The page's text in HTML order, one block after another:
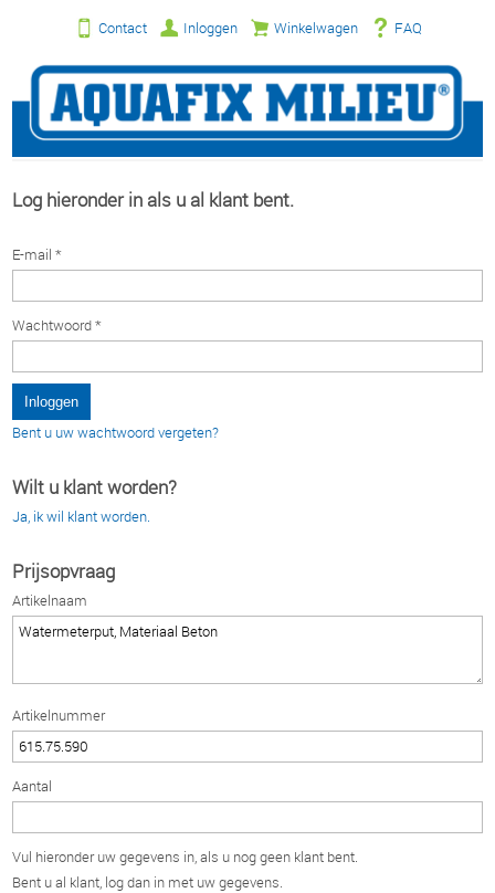
Contact Inloggen Winkelwagen FAQ
Log hieronder in als u al klant bent.
E-mail *
Wachtwoord *
Bent u uw wachtwoord vergeten?
Wilt u klant worden?
Ja, ik wil klant worden.
Prijsopvraag
Artikelnaam
Artikelnummer
Aantal
Vul hieronder uw gegevens in, als u nog geen klant bent.
Bent u al klant, log dan in met uw gegevens.